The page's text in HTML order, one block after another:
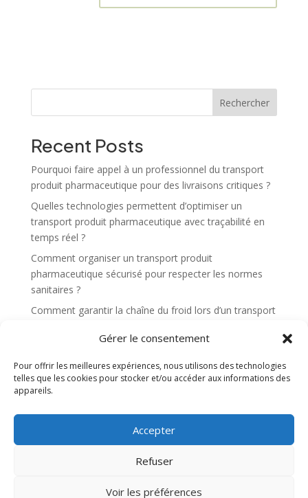
Gérer le consentement
Pour offrir les meilleures expériences, nous utilisons des technologies
telles que les cookies pour stocker et/ou accéder aux informations des
appareils.
Accepter
Refuser
Voir les préférences
i
e
:
Rechercher
Recent Posts
Pourquoi faire appel à un professionnel du transport
produit pharmaceutique pour des livraisons critiques ?
Quelles technologies permettent d’optimiser un
transport produit pharmaceutique avec traçabilité en
temps réel ?
Comment organiser un transport produit
pharmaceutique sécurisé pour respecter les normes
sanitaires ?
Comment garantir la chaîne du froid lors d’un transport
transport produit pharmaceutique fiable ?
Recent Comments
Site web réalisé par l'agence de communication